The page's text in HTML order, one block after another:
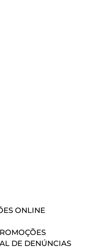
ONLINE
DE DENÚNCIAS